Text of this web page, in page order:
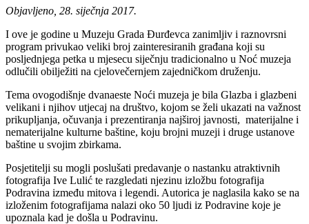
Objavljeno, 28. siječnja 2017.
I ove je godine u Muzeju Grada Đurđevca zanimljiv i raznovrsni
program privukao veliki broj zainteresiranih građana koji su
posljednjega petka u mjesecu siječnju tradicionalno u Noć muzeja
odlučili obilježiti na cjelovečernjem zajedničkom druženju.
Tema ovogodišnje dvanaeste Noći muzeja je bila Glazba i glazbeni
velikani i njihov utjecaj na društvo, kojom se želi ukazati na važnost
prikupljanja, očuvanja i prezentiranja najširoj javnosti, materijalne i
nematerijalne kulturne baštine, koju brojni muzeji i druge ustanove
baštine u svojim zbirkama.
Posjetitelji su mogli poslušati predavanje o nastanku atraktivnih
fotografija Ive Lulić te razgledati njezinu izložbu fotografija
Podravina između mitova i legendi. Autorica je naglasila kako se na
izloženim fotografijama nalazi oko 50 ljudi iz Podravine koje je
upoznala kad je došla u Podravinu.